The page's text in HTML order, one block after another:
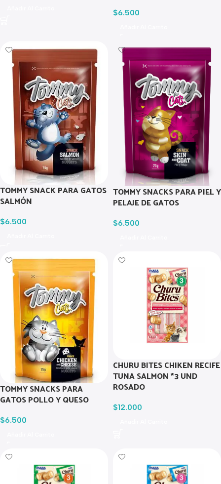
$6.500
TOMMY SNACK PARA GATOS
SALMÓN
$6.500
TOMMY SNACKS PARA PIEL Y
PELAJE DE GATOS
$6.500
TOMMY SNACKS PARA
GATOS POLLO Y QUESO
$6.500
CHURU BITES CHIKEN RECIFE
TUNA SALMON *3 UND
ROSADO
$12.000